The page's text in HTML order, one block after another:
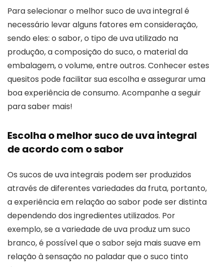
Para selecionar o melhor suco de uva integral é
necessário levar alguns fatores em consideração,
sendo eles: o sabor, o tipo de uva utilizado na
produção, a composição do suco, o material da
embalagem, o volume, entre outros. Conhecer estes
quesitos pode facilitar sua escolha e assegurar uma
boa experiência de consumo. Acompanhe a seguir
para saber mais!
Escolha o melhor suco de uva integral
de acordo com o sabor
Os sucos de uva integrais podem ser produzidos
através de diferentes variedades da fruta, portanto,
a experiência em relação ao sabor pode ser distinta
dependendo dos ingredientes utilizados. Por
exemplo, se a variedade de uva produz um suco
branco, é possível que o sabor seja mais suave em
relação à sensação no paladar que o suco tinto